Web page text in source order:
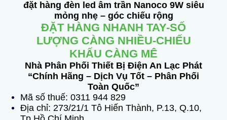
đặt hàng đèn led âm trần Nanoco 9W siêu
mỏng nhẹ – góc chiếu rộng
ĐẶT HÀNG NHANH TAY-SỐ
LƯỢNG CÀNG NHIỀU-CHIẾU
KHẤU CÀNG MÊ
Nhà Phân Phối Thiết Bị Điện An Lạc Phát
“Chính Hãng – Dịch Vụ Tốt – Phân Phối
Toàn Quốc”
Mã số thuế: 0311 944 829
Địa chỉ: 273/21/1 Tô Hiến Thành, P.13, Q.10,